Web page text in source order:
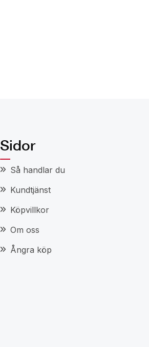
Sidor
Så handlar du
Kundtjänst
Köpvillkor
Om oss
Ångra köp